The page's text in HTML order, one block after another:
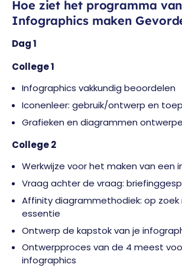
Hoe ziet het programma
Infographics maken
Dag 1
College 1
Infographics vakkundig beoordelen
Iconenleer: gebruik/ontwerp en
Grafieken en diagrammen
College 2
Werkwijze voor het maken van een
Vraag achter de vraag:
Affinity diagrammethodiek: op zoek
essentie
Ontwerp de kapstok van je
Ontwerpproces van de 4 meest
infographics